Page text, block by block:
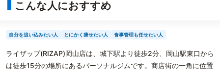
こんな人におすすめ
自分を追い込みたい人 とにかく痩せたい人 食事管理も任せたい人
ライザップ(RIZAP)岡山店は、城下駅より徒歩2分、岡山駅東口から
は徒歩15分の場所にあるパーソナルジムです。商店街の一角に位置